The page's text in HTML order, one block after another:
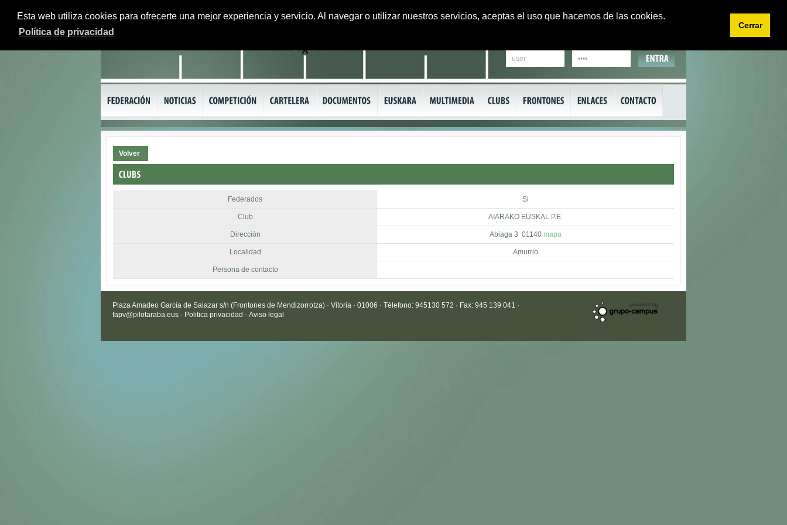
Esta web utiliza cookies para ofrecerte una mejor experiencia y servicio. Al navegar o utilizar nuestros servicios, aceptas el uso que hacemos de las cookies.
Política de privacidad
Cerrar
Volver
Federados Si
Club AIARAKO EUSKAL P.E.
Dirección Abiaga 3 01140 mapa
Localidad Amurrio
Persona de contacto
Plaza Amadeo García de Salazar s/n (Frontones de Mendizorrotza) · Vitoria · 01006 · Télefono: 945130 572 · Fax: 945 139 041 ·
fapv@pilotaraba.eus · Politica privacidad - Aviso legal